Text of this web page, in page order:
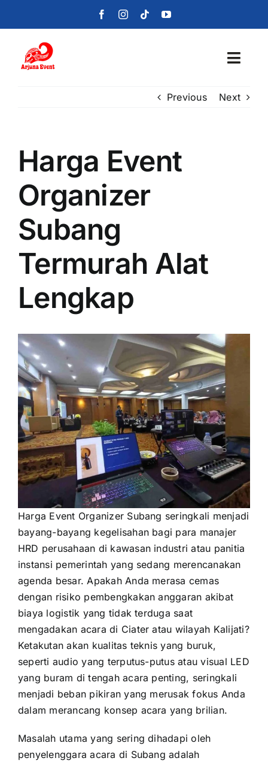
Portofolio
Blog
PRICELIST
Hubungi Kami
Previous Next
Harga Event
Organizer
Subang
Termurah Alat
Lengkap
Harga Event Organizer Subang seringkali menjadi
bayang-bayang kegelisahan bagi para manajer
HRD perusahaan di kawasan industri atau panitia
instansi pemerintah yang sedang merencanakan
agenda besar. Apakah Anda merasa cemas
dengan risiko pembengkakan anggaran akibat
biaya logistik yang tidak terduga saat
mengadakan acara di Ciater atau wilayah Kalijati?
Ketakutan akan kualitas teknis yang buruk,
seperti audio yang terputus-putus atau visual LED
yang buram di tengah acara penting, seringkali
menjadi beban pikiran yang merusak fokus Anda
dalam merancang konsep acara yang brilian.
Masalah utama yang sering dihadapi oleh
penyelenggara acara di Subang adalah